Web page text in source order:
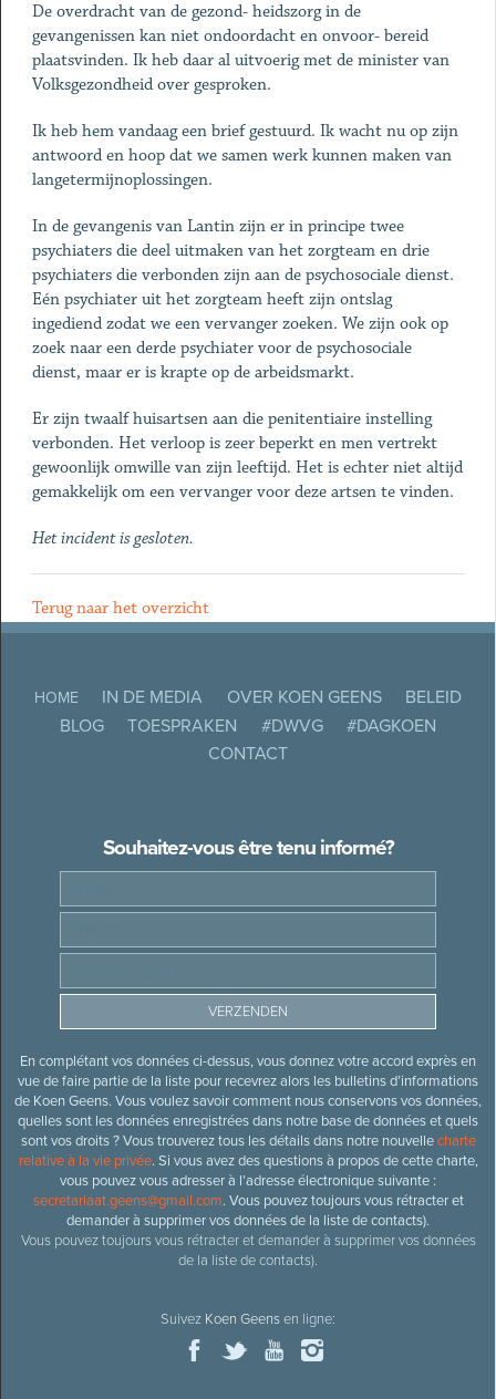
De overdracht van de gezond- heidszorg in de
gevangenissen kan niet ondoordacht en onvoor- bereid
plaatsvinden. Ik heb daar al uitvoerig met de minister van
Volksgezondheid over gesproken.
Ik heb hem vandaag een brief gestuurd. Ik wacht nu op zijn
antwoord en hoop dat we samen werk kunnen maken van
langetermijnoplossingen.
In de gevangenis van Lantin zijn er in principe twee
psychiaters die deel uitmaken van het zorgteam en drie
psychiaters die verbonden zijn aan de psychosociale dienst.
Eén psychiater uit het zorgteam heeft zijn ontslag
ingediend zodat we een vervanger zoeken. We zijn ook op
zoek naar een derde psychiater voor de psychosociale
dienst, maar er is krapte op de arbeidsmarkt.
Er zijn twaalf huisartsen aan die penitentiaire instelling
verbonden. Het verloop is zeer beperkt en men vertrekt
gewoonlijk omwille van zijn leeftijd. Het is echter niet altijd
gemakkelijk om een vervanger voor deze artsen te vinden.
Het incident is gesloten.
Terug naar het overzicht
HOME IN DE MEDIA OVER KOEN GEENS
BELEID
BLOG
TOESPRAKEN #DWVG
#DAGKOEN
CONTACT
Souhaitez-vous être tenu informé?
En complétant vos données ci-dessus, vous donnez votre accord exprès en
vue de faire partie de la liste pour recevrez alors les bulletins d’informations
de Koen Geens. Vous voulez savoir comment nous conservons vos données,
quelles sont les données enregistrées dans notre base de données et quels
sont vos droits ? Vous trouverez tous les détails dans notre nouvellecharte
relative à la vie privée. Si vous avez des questions à propos de cette charte,
vous pouvez vous adresser à l’adresse électronique suivante :
secretariaat.geens@gmail.com. Vous pouvez toujours vous rétracter et
demander à supprimer vos données de la liste de contacts).
Vous pouvez toujours vous rétracter et demander à supprimer vos données
de la liste de contacts).
Suivez Koen Geensen ligne: